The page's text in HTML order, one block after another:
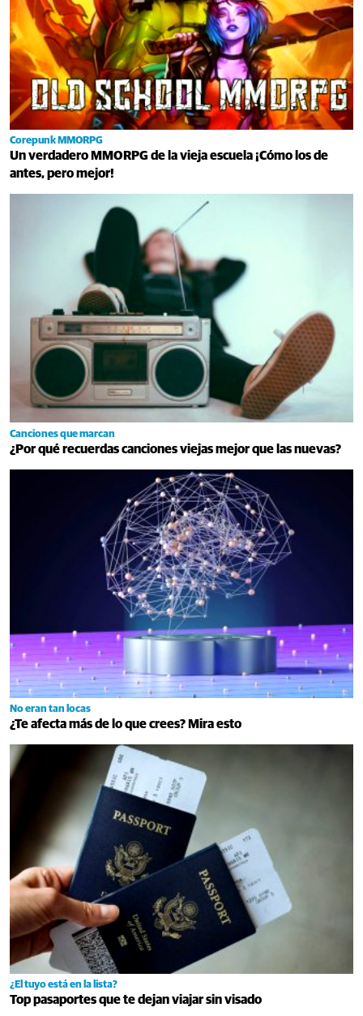
Corepunk MMORPG
Un verdadero MMORPG de la vieja escuela ¡Cómo los de
antes, pero mejor!
Canciones que marcan
¿Por qué recuerdas canciones viejas mejor que las nuevas?
No eran tan locas
¿Te afecta más de lo que crees? Mira esto
¿El tuyo está en la lista?
Top pasaportes que te dejan viajar sin visado